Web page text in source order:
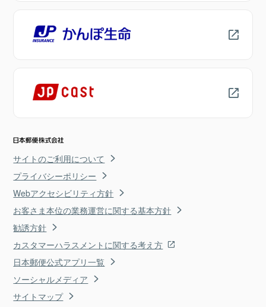
サイトのご利用について
プライバシーポリシー
Webアクセシビリティ方針
お客さま本位の業務運営に関する基本方針
勧誘方針
カスタマーハラスメントに関する考え方
日本郵便公式アプリ一覧
ソーシャルメディア
サイトマップ